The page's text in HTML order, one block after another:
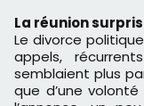
La réunion
Le divorce
appels,
semblaient plus
que d’une